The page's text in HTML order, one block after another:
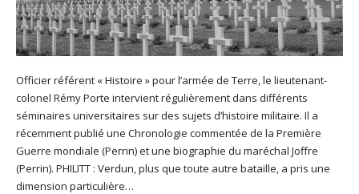
Officier référent « Histoire » pour l’armée de Terre, le lieutenant-
colonel Rémy Porte intervient régulièrement dans différents
séminaires universitaires sur des sujets d’histoire militaire. Il a
récemment publié une Chronologie commentée de la Première
Guerre mondiale (Perrin) et une biographie du maréchal Joffre
(Perrin). PHILITT : Verdun, plus que toute autre bataille, a pris une
dimension particulière…